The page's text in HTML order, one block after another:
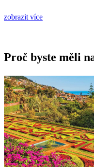
zobrazit více
Proč byste měli